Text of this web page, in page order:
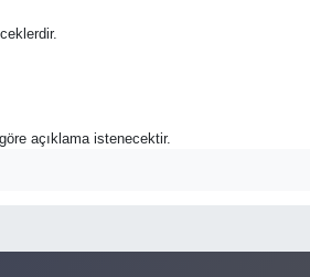
açıklama istenecektir.